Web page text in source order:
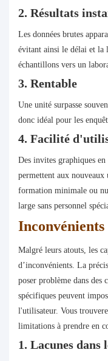
2. Résultats
Les données brutes
évitant ainsi le délai et la
échantillons vers un
3. Rentable
Une unité surpasse
donc idéal pour les
4. Facilité
Des invites graphiques
permettent aux
formation minimale ou
large sans personnel
Malgré leurs atouts, les
d’inconvénients. La
poser problème dans des
spécifiques peuvent
l'utilisateur. Vous
limitations à prendre en
1. Lacunes dans